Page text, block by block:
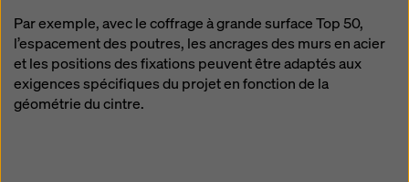
Par exemple, avec le coffrage à grande surface Top 50,
l’espacement des poutres, les ancrages des murs en acier
et les positions des fixations peuvent être adaptés aux
exigences spécifiques du projet en fonction de la
géométrie du cintre.